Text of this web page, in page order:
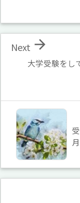
大学受験をし

Next